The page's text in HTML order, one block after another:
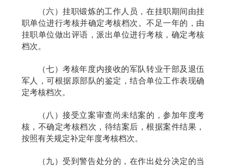
（六）挂职锻炼的工作人员，在挂职期间由挂
职单位进行考核并确定考核档次。不足一年的，由
挂职单位做出评语，派出单位进行考核，确定考核
档次。
（七）考核年度内接收的军队转业干部及退伍
军人，可根据原部队的鉴定，结合单位工作表现确
定考核档次。
（八）接受立案审查尚未结案的，参加年度考
核，不确定考核档次，待结案后，根据案件结果，
按照有关规定补定年度考核档次。
（九）受到警告处分的，在作出处分决定的当